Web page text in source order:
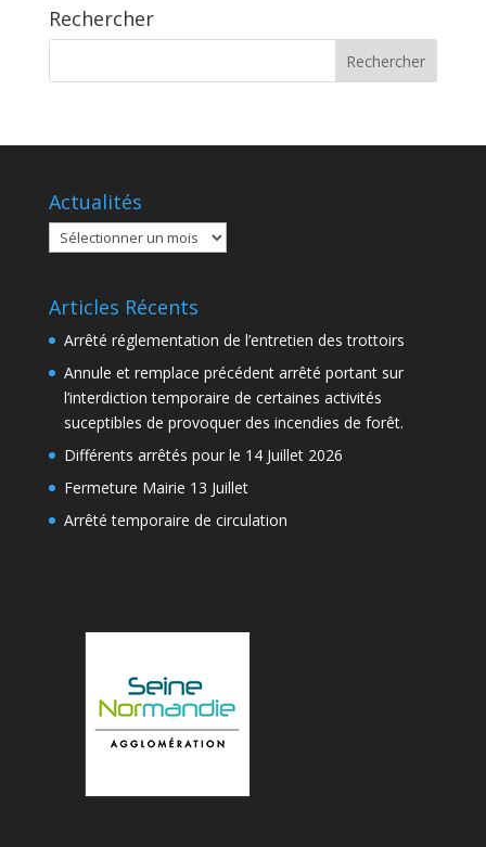
Rechercher
Actualités
Actualités
Articles Récents
Arrêté réglementation de l’entretien des trottoirs
Annule et remplace précédent arrêté portant sur
l’interdiction temporaire de certaines activités
suceptibles de provoquer des incendies de forêt.
Différents arrêtés pour le 14 Juillet 2026
Fermeture Mairie 13 Juillet
Arrêté temporaire de circulation